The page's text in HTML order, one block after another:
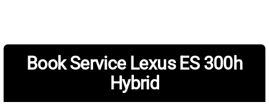
Book Service Lexus ES 300h
Hybrid